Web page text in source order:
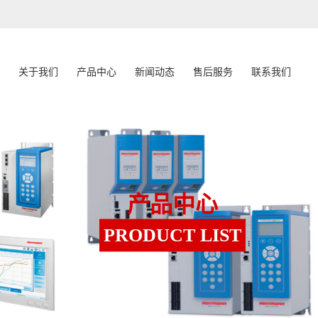
关于我们 产品中心 新闻动态 售后服务 联系我们
产品中心
PRODUCT LIST